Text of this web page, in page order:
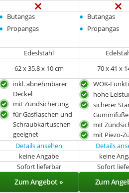
Butangas
• Propangas
• Butangas
• Propangas
Edeslstahl
‎62 x 35,8 x 10 cm 70 x 41 x
inkl. abnehmbarer
Deckel
mit Zündsicherung
für Gasflaschen und
Schraubkartuschen
geeignet
WOK-
hohe
sicherer
Gummifüße
mit
mit Piezo-
Details ansehen Details
keine Angabe keine
Sofort lieferbar Sofort
Zum Angebot » Zum